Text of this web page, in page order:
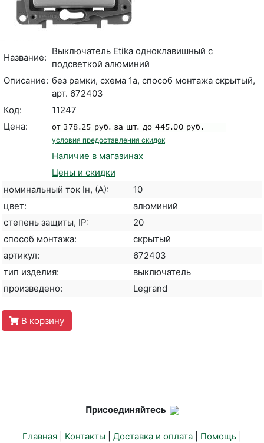
Название:
Выключатель Etika одноклавишный с
подсветкой алюминий
Описание: без рамки, схема 1а, способ монтажа скрытый,
арт. 672403
Код:
11247
Цена:
условия предоставления скидок
Наличие в магазинах
Цены и скидки
номинальный ток Iн, (А):
10
цвет:
алюминий
степень защиты, IP:
20
способ монтажа:
скрытый
артикул:
672403
тип изделия:
выключатель
произведено:
Legrand
В корзину
Присоединяйтесь
Главная Контакты Доставка и оплата Помощь